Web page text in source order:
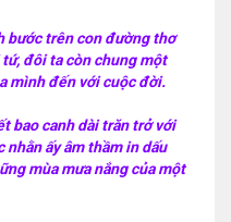
bước trên con đường thơ
đôi ta còn chung một
mình đến với cuộc đời.
bao canh dài trăn trở với
nhằn ấy âm thầm in dấu
mùa mưa nắng của một